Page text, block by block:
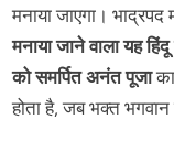
मनाया जाएगा।
मनाया जाने वाला यह हिंदू
को समर्पित अनंत पूजा
होता है, जब भक्त